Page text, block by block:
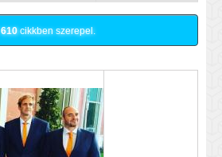
610cikkben szerepel.